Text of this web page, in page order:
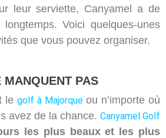
leur serviette, Canyamel a de
Voici quelques-unes
que vous pouvez organiser.
MANQUENT PAS
le golf à Majorqueou n’importe où
avez de la chance. Canyamel Golf
les plus beaux et les plus